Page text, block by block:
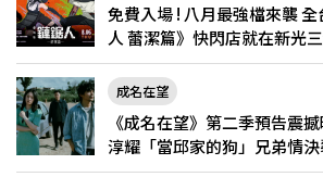
免費入場 ! 八月最強檔來襲
人 蕾潔篇》快閃店就在新光
限定登場
成名在望
《成名在望》第二季預告震
淳耀「當邱家的狗」兄弟情